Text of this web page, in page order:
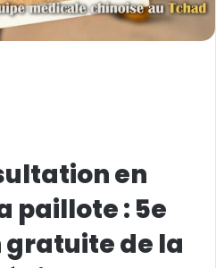
en
paillote : 5e
de la